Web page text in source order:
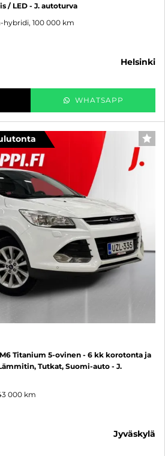
/ LED - J. autoturva
100 000 km
helsinki
WHATSAPP
M6 Titanium 5-ovinen - 6 kk korotonta ja
Tutkat, Suomi-auto - J.
000 km
jyväskylä